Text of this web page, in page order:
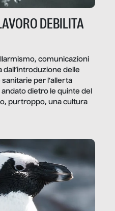
DEBILITA
comunicazioni
delle
per l’allerta
dietro le quinte del
purtroppo, una cultura